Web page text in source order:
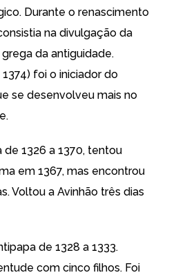
Durante o renascimento
na divulgação da
da antiguidade.
foi o iniciador do
se desenvolveu mais no
de 1326 a 1370, tentou
em 1367, mas encontrou
Voltou a Avinhão três dias
de 1328 a 1333.
com cinco filhos. Foi